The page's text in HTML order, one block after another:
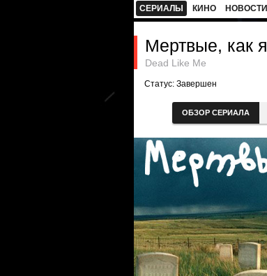
СЕРИАЛЫ КИНО НОВОСТИ
Мертвые, как я
Dead Like Me
Статус: Завершен
ОБЗОР СЕРИАЛА